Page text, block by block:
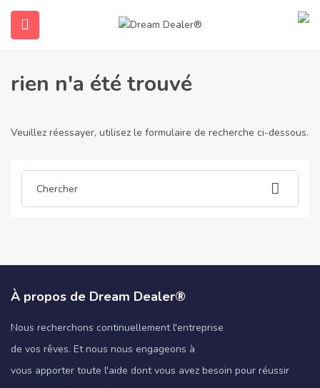
(Français)
Accueil Articles publiés par builtinovens9893
Builtinovens9893
rien n'a été trouvé
Veuillez réessayer, utilisez le formulaire de recherche ci-dessous.
À propos de Dream Dealer®
Nous recherchons continuellement l'entreprise
de vos rêves. Et nous nous engageons à
vous apporter toute l'aide dont vous avez besoin pour réussir